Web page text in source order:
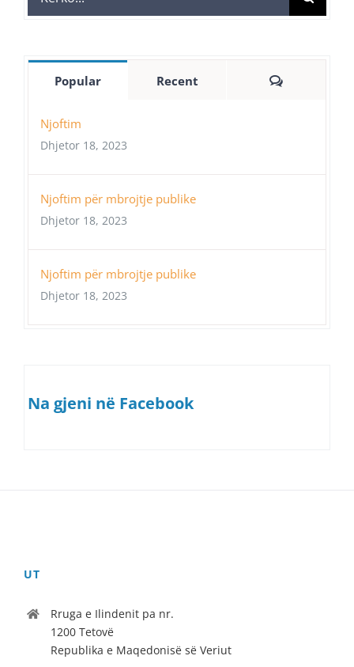
for:
Popular Recent Comments
Njoftim
Dhjetor 18, 2023
Njoftim për mbrojtje publike
Dhjetor 18, 2023
Njoftim për mbrojtje publike
Dhjetor 18, 2023
Na gjeni në Facebook
UT
Rruga e Ilindenit pa nr.
1200 Tetovë
Republika e Maqedonisë së Veriut